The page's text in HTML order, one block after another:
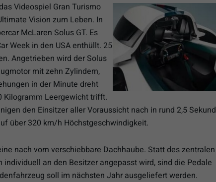
Videospiel Gran Turismo
Vision zum Leben. In
McLaren Solus GT. Es
Week in den USA enthüllt. 25
Angetrieben wird der Solus
mit zehn Zylindern,
in der Minute dreht
Kilogramm Leergewicht trifft.
den Einsitzer aller Voraussicht nach in rund 2,5
über 320 km/h Höchstgeschwindigkeit.
nach vorn verschiebbare Dachhaube. Statt des zentralen
individuell an den Besitzer angepasst wird, sind die Pedale
soll im nächsten Jahr ausgeliefert werden.